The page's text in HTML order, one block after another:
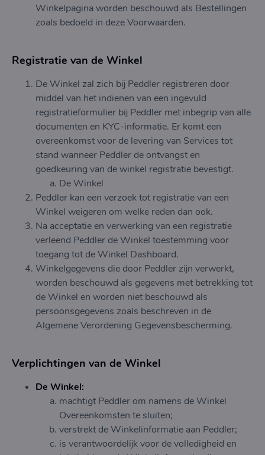
Winkelpagina worden beschouwd als Bestellingen
zoals bedoeld in deze Voorwaarden.
Registratie van de Winkel
De Winkel zal zich bij Peddler registreren door
middel van het indienen van een ingevuld
registratieformulier bij Peddler met inbegrip van alle
documenten en KYC-informatie. Er komt een
overeenkomst voor de levering van Services tot
stand wanneer Peddler de ontvangst en
goedkeuring van de winkel registratie bevestigt.
De Winkel
Peddler kan een verzoek tot registratie van een
Winkel weigeren om welke reden dan ook.
Na acceptatie en verwerking van een registratie
verleend Peddler de Winkel toestemming voor
toegang tot de Winkel Dashboard.
Winkelgegevens die door Peddler zijn verwerkt,
worden beschouwd als gegevens met betrekking tot
de Winkel en worden niet beschouwd als
persoonsgegevens zoals beschreven in de
Algemene Verordening Gegevensbescherming.
Verplichtingen van de Winkel
De Winkel:
machtigt Peddler om namens de Winkel
Overeenkomsten te sluiten;
verstrekt de Winkelinformatie aan Peddler;
is verantwoordelijk voor de volledigheid en